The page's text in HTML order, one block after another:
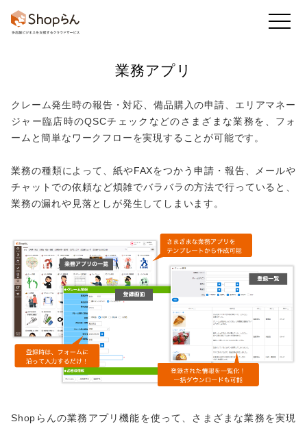
店舗のToDo
かんたん集計 既読率・実施率 業務アプリ
フレッシュマニュアル
他の機能も
見る
業務アプリ
クレーム発生時の報告・対応、備品購入の申請、エリアマネー
ジャー臨店時のQSCチェックなどのさまざまな業務を、フォ
ームと簡単なワークフローを実現することが可能です。
業務の種類によって、紙やFAXをつかう申請・報告、メールや
チャットでの依頼など煩雑でバラバラの方法で行っていると、
業務の漏れや見落としが発生してしまいます。
Shopらんの業務アプリ機能を使って、さまざまな業務を実現